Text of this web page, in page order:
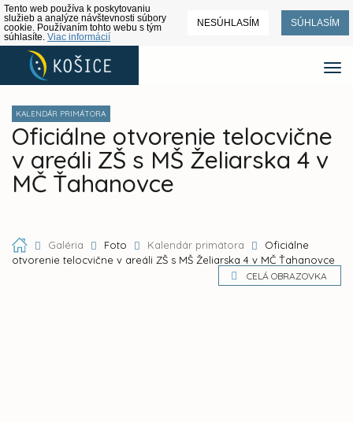
Tento web používa k poskytovaniu
služieb a analýze návštevnosti súbory
cookie. Používaním tohto webu s tým
súhlasíte. Viac informácií
NESÚHLASÍM SÚHLASÍM
KALENDÁR PRIMÁTORA
Oficiálne otvorenie telocvične
v areáli ZŠ s MŠ Želiarska 4 v
MČ Ťahanovce
Galéria Foto Kalendár primátora
Oficiálne
otvorenie telocvične v areáli ZŠ s MŠ Želiarska 4 v MČ Ťahanovce
CELÁ OBRAZOVKA